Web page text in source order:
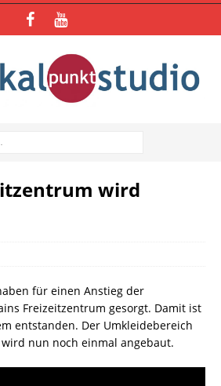
wird
für einen Anstieg der
Freizeitzentrum gesorgt. Damit ist
entstanden. Der Umkleidebereich
nun noch einmal angebaut.